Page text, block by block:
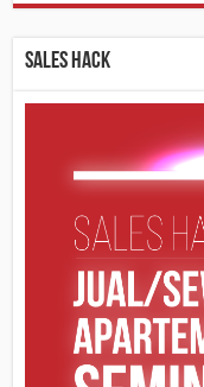
Sales Hack